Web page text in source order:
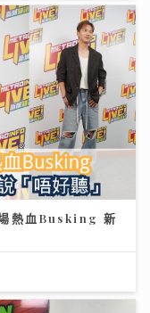
場熱血Busking 新